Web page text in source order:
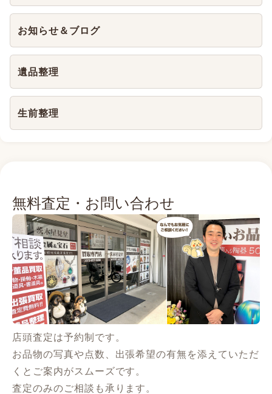
お知らせ＆ブログ
遺品整理
生前整理
無料査定・お問い合わせ
店頭査定は予約制です。
お品物の写真や点数、出張希望の有無を添えていただ
くとご案内がスムーズです。
査定のみのご相談も承ります。